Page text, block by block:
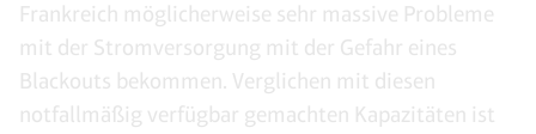
Frankreich möglicherweise sehr massive Probleme
mit der Stromversorgung mit der Gefahr eines
Blackouts bekommen. Verglichen mit diesen
notfallmäßig verfügbar gemachten Kapazitäten ist